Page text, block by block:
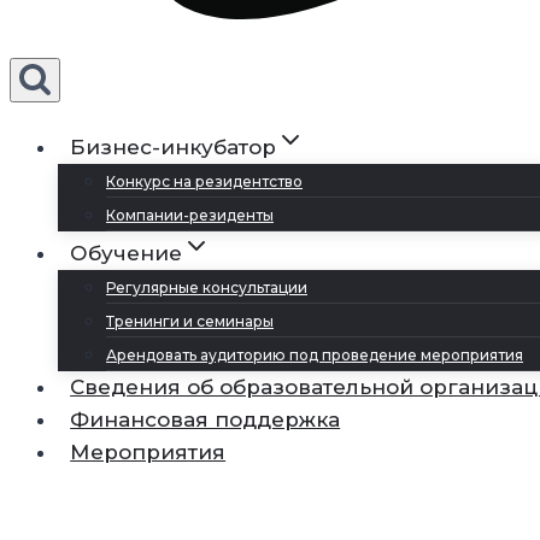
Бизнес-инкубатор
Конкурс на резидентство
Компании-резиденты
Обучение
Регулярные консультации
Тренинги и семинары
Арендовать аудиторию под проведение мероприятия
Сведения об образовательной
Финансовая поддержка
Мероприятия